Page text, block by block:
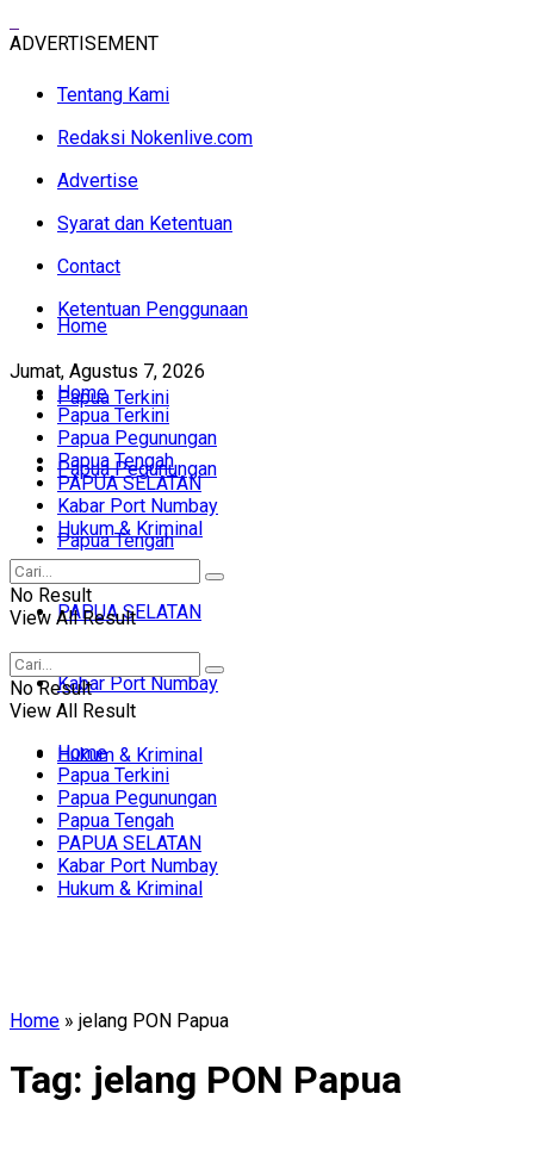
ADVERTISEMENT
Tentang Kami
Redaksi Nokenlive.com
Advertise
Syarat dan Ketentuan
Contact
Ketentuan Penggunaan
Jumat, Agustus 7, 2026
Home
Papua Terkini
Papua Pegunungan
Papua Tengah
PAPUA SELATAN
Kabar Port Numbay
Hukum & Kriminal
Home
Papua Terkini
Papua Pegunungan
Papua Tengah
PAPUA SELATAN
Kabar Port Numbay
Hukum & Kriminal
No Result
View All Result
No Result
View All Result
Home
Papua Terkini
Papua Pegunungan
Papua Tengah
PAPUA SELATAN
Kabar Port Numbay
Hukum & Kriminal
Home » jelang PON Papua
Tag: jelang PON Papua